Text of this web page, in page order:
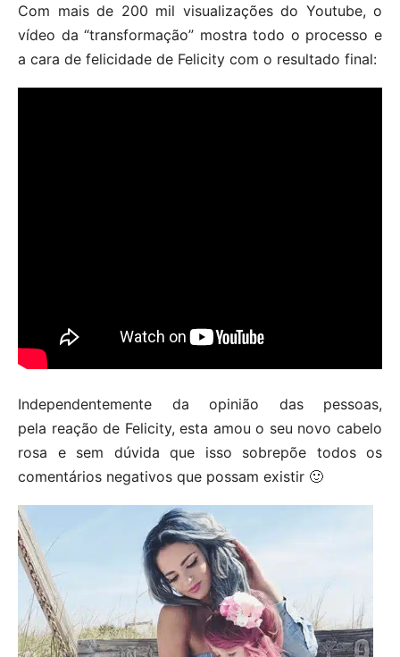
Com mais de 200 mil visualizações do Youtube, o
vídeo da “transformação” mostra todo o processo e
a cara de felicidade de Felicity com o resultado final:
Independentemente da opinião das pessoas,
pela reação de Felicity, esta amou o seu novo cabelo
rosa e sem dúvida que isso sobrepõe todos os
comentários negativos que possam existir 🙂